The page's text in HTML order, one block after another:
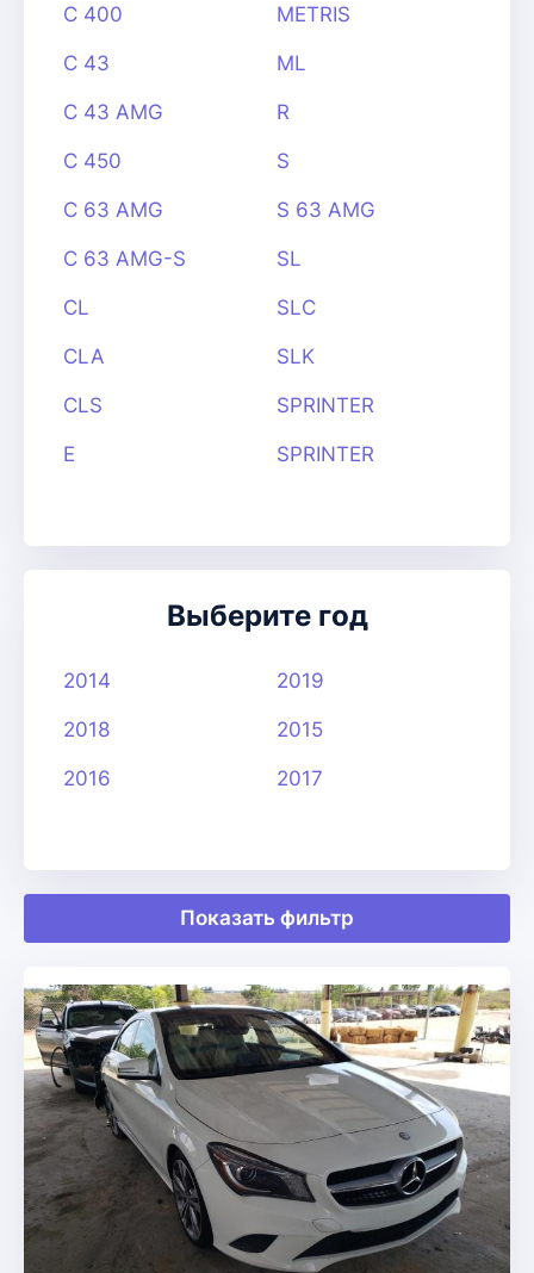
C 400
C 43
C 43 AMG
C 450
C 63 AMG
C 63 AMG-S
CL
CLA
CLS
E
METRIS
ML
R
S
S 63 AMG
SL
SLC
SLK
SPRINTER
SPRINTER
Выберите год
2014
2018
2016
2019
2015
2017
Показать фильтр